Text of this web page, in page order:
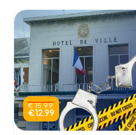
€ 15,99
€ 12,99